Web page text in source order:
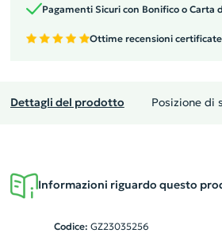
Pagamenti Sicuri con Bonifico o Carta
Ottime recensioni
Dettagli del prodotto Posizione di
Informazioni riguardo questo
Codice: GZ23035256